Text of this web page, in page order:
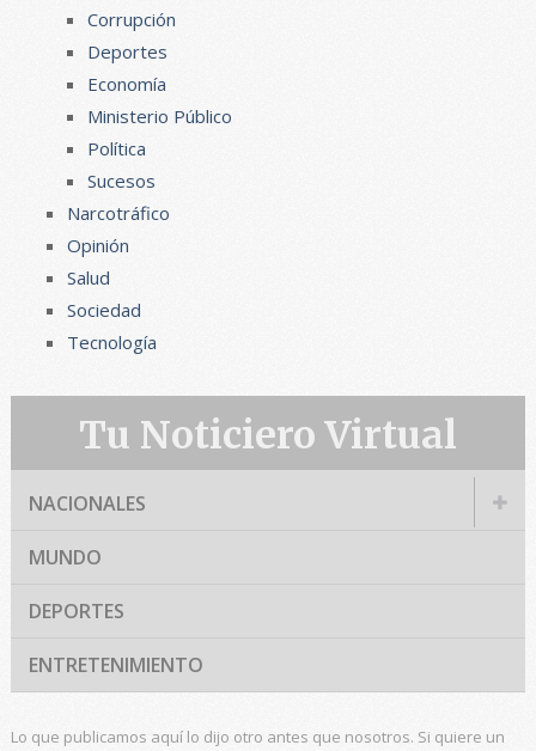
Corrupción
Deportes
Economía
Ministerio Público
Política
Sucesos
Narcotráfico
Opinión
Salud
Sociedad
Tecnología
Tu Noticiero Virtual
NACIONALES
MUNDO
DEPORTES
ENTRETENIMIENTO
Lo que publicamos aquí lo dijo otro antes que nosotros. Si quiere un